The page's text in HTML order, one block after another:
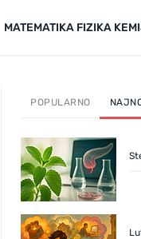
MATEMATIKA FIZIKA
POPULARNO